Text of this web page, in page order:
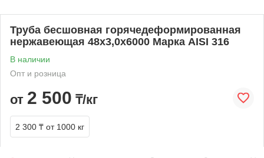
Труба бесшовная горячедеформированная
нержавеющая 48х3,0х6000 Марка AISI 316
В наличии
Опт и розница
от 2 500 ₸/кг
2 300 ₸ от 1000 кг